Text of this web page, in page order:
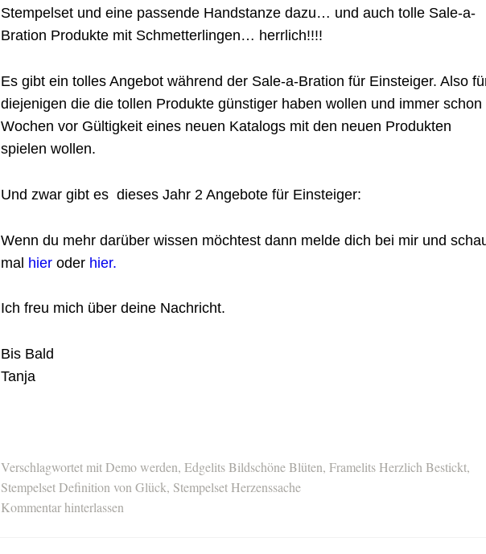
Stempelset und eine passende Handstanze dazu… und auch tolle Sale-a-
Bration Produkte mit Schmetterlingen… herrlich!!!!
Es gibt ein tolles Angebot während der Sale-a-Bration für Einsteiger. Also
diejenigen die die tollen Produkte günstiger haben wollen und immer schon
Wochen vor Gültigkeit eines neuen Katalogs mit den neuen Produkten
spielen wollen.
Und zwar gibt es dieses Jahr 2 Angebote für Einsteiger:
Wenn du mehr darüber wissen möchtest dann melde dich bei mir und
mal hier oder hier.
Ich freu mich über deine Nachricht.
Bis Bald
Tanja
Verschlagwortet mitDemo werden, Edgelits Bildschöne Blüten, Framelits Herzlich Bestickt,
Stempelset Definition von Glück, Stempelset Herzenssache
Kommentar hinterlassen